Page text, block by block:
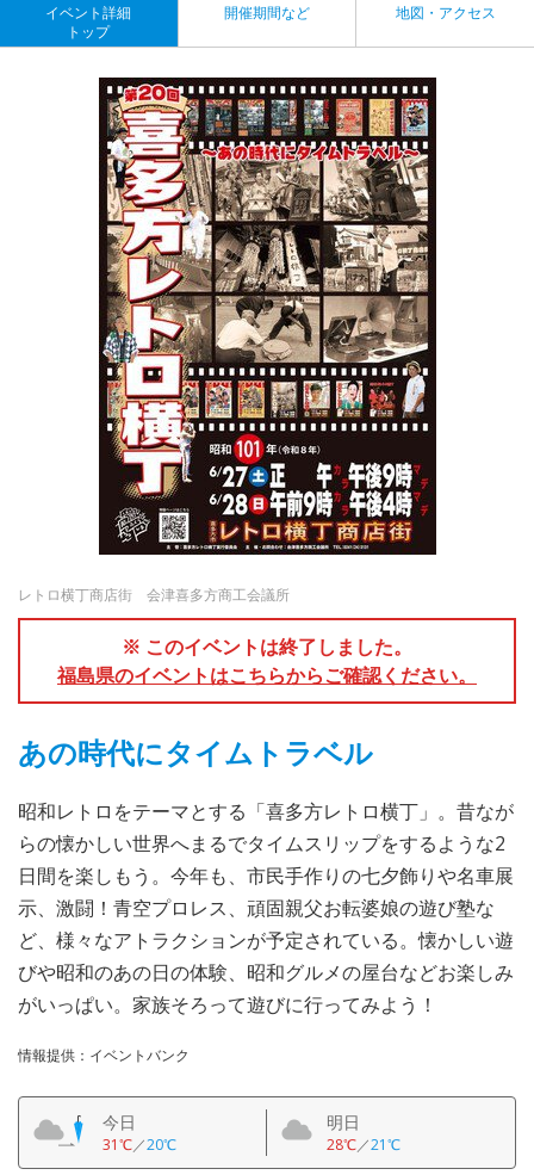
イベント詳細
トップ
開催期間など 地図・アクセス
レトロ横丁商店街 会津喜多方商工会議所
※ このイベントは終了しました。
福島県のイベントはこちらからご確認ください。
あの時代にタイムトラベル
昭和レトロをテーマとする「喜多方レトロ横丁」。昔なが
らの懐かしい世界へまるでタイムスリップをするような2
日間を楽しもう。今年も、市民手作りの七夕飾りや名車展
示、激闘！青空プロレス、頑固親父お転婆娘の遊び塾な
ど、様々なアトラクションが予定されている。懐かしい遊
びや昭和のあの日の体験、昭和グルメの屋台などお楽しみ
がいっぱい。家族そろって遊びに行ってみよう！
情報提供：イベントバンク
今日
31℃／20℃
明日
28℃／21℃